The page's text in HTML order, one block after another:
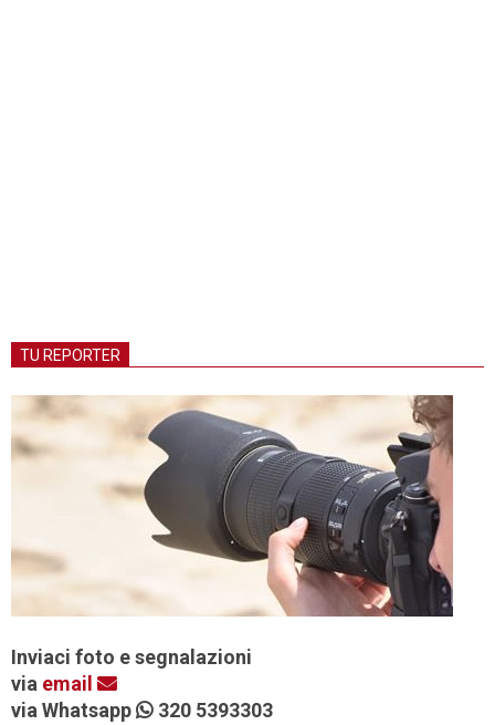
TU REPORTER
Inviaci foto e segnalazioni
via email
via Whatsapp
320 5393303